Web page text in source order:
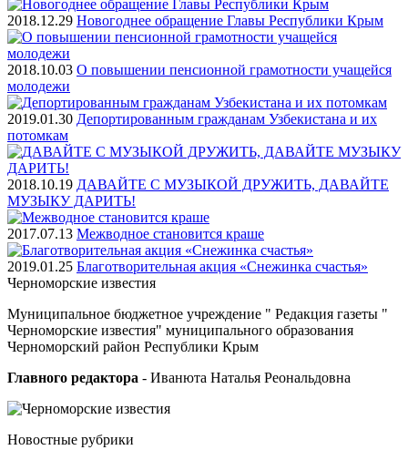
2018.12.29 Новогоднее обращение Главы Республики Крым
2018.10.03 О повышении пенсионной грамотности учащейся
молодежи
2019.01.30 Депортированным гражданам Узбекистана и их
потомкам
2018.10.19 ДАВАЙТЕ С МУЗЫКОЙ ДРУЖИТЬ, ДАВАЙТЕ
МУЗЫКУ ДАРИТЬ!
2017.07.13 Межводное становится краше
2019.01.25 Благотворительная акция «Снежинка счастья»
Черноморские известия
Муниципальное бюджетное учреждение " Редакция газеты "
Черноморские известия" муниципального образования
Черноморский район Республики Крым
Главного редактора - Иванюта Наталья Реональдовна
Новостные рубрики